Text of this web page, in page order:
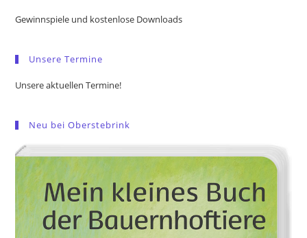
Gewinnspiele und kostenlose Downloads
Unsere Termine
Unsere aktuellen Termine!
Neu bei Oberstebrink